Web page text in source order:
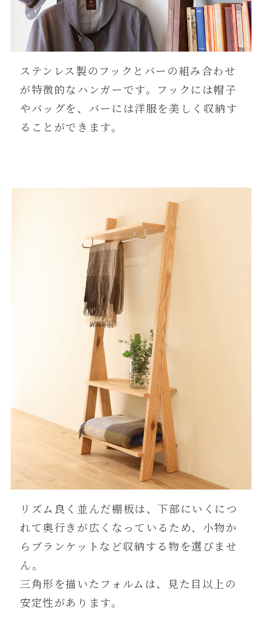
ステンレス製のフックとバーの組み合わせ
が特徴的なハンガーです。フックには帽子
やバッグを、バーには洋服を美しく収納す
ることができます。
リズム良く並んだ棚板は、下部にいくにつ
れて奥行きが広くなっているため、小物か
らブランケットなど収納する物を選びませ
ん。
三角形を描いたフォルムは、見た目以上の
安定性があります。